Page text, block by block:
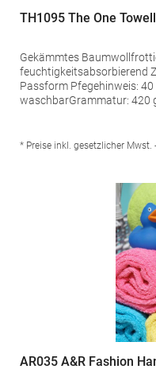
TH1095 The One
Gekämmtes Baumwollfrottier Weich
feuchtigkeitsabsorbierend Zwei praktische Taschen Weite
Passform Pfegehinweis: 40
waschbarGrammatur: 420
Dordrecht Niederlande E-
* Preise inkl. gesetzlicher Mwst.
AR035 A&R Fashion